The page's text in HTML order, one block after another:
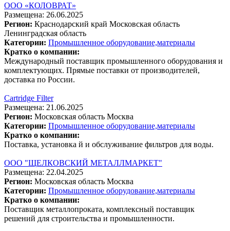
ООО «КОЛОВРАТ»
Размещена: 26.06.2025
Регион: Краснодарский край Московская область
Ленинградская область
Категории: Промышленное оборудование,материалы
Кратко о компании:
Международный поставщик промышленного оборудования и
комплектующих. Прямые поставки от производителей,
доставка по России.
Cartridge Filter
Размещена: 21.06.2025
Регион: Московская область Москва
Категории: Промышленное оборудование,материалы
Кратко о компании:
Поставка, установка й и обслуживание фильтров для воды.
ООО "ЩЕЛКОВСКИЙ МЕТАЛЛМАРКЕТ"
Размещена: 22.04.2025
Регион: Московская область Москва
Категории: Промышленное оборудование,материалы
Кратко о компании:
Поставщик металлопроката, комплексный поставщик
решений для строительства и промышленности.